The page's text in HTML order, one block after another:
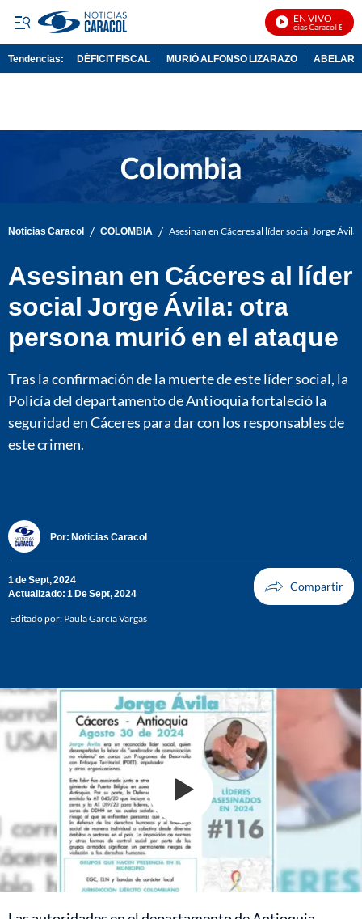
EN VIVO
Noticias Caracol En Vivo
Tendencias: DÉFICIT FISCAL MURIÓ ALFONSO LIZARAZO
Noticias Caracol / COLOMBIA / Asesinan en Cáceres al líder social Jorge
Asesinan en Cáceres al líder
social Jorge Ávila: otra
persona murió en el ataque
Tras la confirmación de la muerte de este líder social, la
Policía del departamento de Antioquia fortaleció la
seguridad en Cáceres para dar con los responsables de
este crimen.
Por: Noticias Caracol
1 de Sept, 2024
Actualizado: 1 De Sept, 2024
Editado por: Paula García Vargas